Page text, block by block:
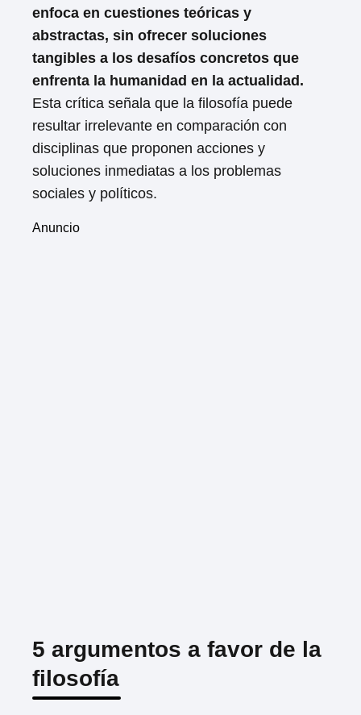
enfoca en cuestiones teóricas y
abstractas, sin ofrecer soluciones
tangibles a los desafíos concretos que
enfrenta la humanidad en la actualidad.
Esta crítica señala que la filosofía puede
resultar irrelevante en comparación con
disciplinas que proponen acciones y
soluciones inmediatas a los problemas
sociales y políticos.
Anuncio
5 argumentos a favor de la
filosofía